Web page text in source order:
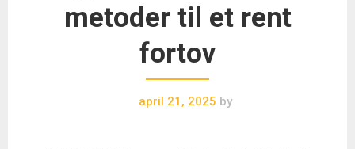
metoder til et rent
fortov
april 21, 2025 by